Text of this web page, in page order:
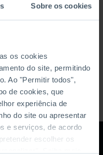
Sobre os cookies
os cookies
do site, permitindo
Ao "Permitir todos",
de cookies, que
experiência de
do site ou apresentar
e serviços, de acordo
escolher os